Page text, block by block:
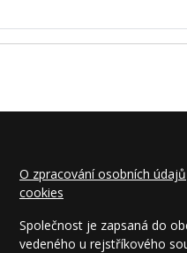
O zpracování osobních údajů
cookies
Společnost je zapsaná do
vedeného u rejstříkového